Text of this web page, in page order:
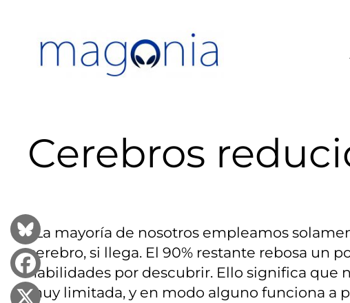
contenido
Cerebros
«La mayoría de nosotros empleamos
cerebro, si llega. El 90% restante rebosa un
habilidades por descubrir. Ello significa que
muy limitada, y en modo alguno funciona a